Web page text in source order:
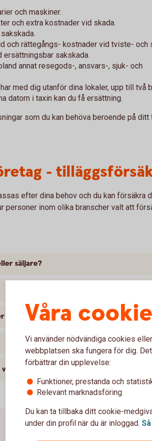
och maskiner.
och extra kostnader vid skada.
och rättegångs- kostnader vid tviste- och
ersättningsbar sakskada.
annat resegods-, ansvars-, sjuk- och
med dig utanför dina lokaler, upp till två
datorn i taxin kan du få ersättning.
som du kan behöva beroende på ditt
-
efter dina behov och du kan försäkra
personer inom olika branscher valt att
säljare?
kanske en frisörsalong?
Våra
Vi använder nödvändiga cookies
webbplatsen ska fungera för dig.
förbättrar din upplevelse:
Funktioner, prestanda och
Relevant marknadsföring
Du kan ta tillbaka ditt cookie-
under din profil när du är inloggad.